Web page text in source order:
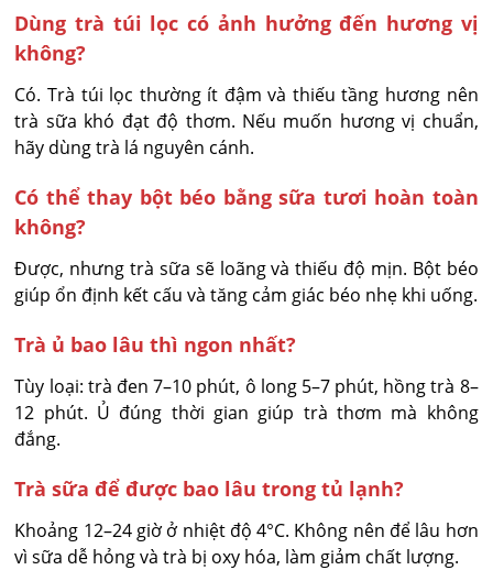
Dùng trà túi lọc có ảnh hưởng đến hương vị
không?
Có. Trà túi lọc thường ít đậm và thiếu tầng hương nên
trà sữa khó đạt độ thơm. Nếu muốn hương vị chuẩn,
hãy dùng trà lá nguyên cánh.
Có thể thay bột béo bằng sữa tươi hoàn toàn
không?
Được, nhưng trà sữa sẽ loãng và thiếu độ mịn. Bột béo
giúp ổn định kết cấu và tăng cảm giác béo nhẹ khi uống.
Trà ủ bao lâu thì ngon nhất?
Tùy loại: trà đen 7–10 phút, ô long 5–7 phút, hồng trà 8–
12 phút. Ủ đúng thời gian giúp trà thơm mà không
đắng.
Trà sữa để được bao lâu trong tủ lạnh?
Khoảng 12–24 giờ ở nhiệt độ 4°C. Không nên để lâu hơn
vì sữa dễ hỏng và trà bị oxy hóa, làm giảm chất lượng.